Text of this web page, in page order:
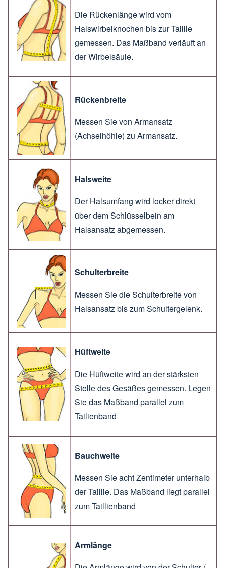
Die Rückenlänge wird vom
Halswirbelknochen bis zur Taillie
gemessen. Das Maßband verläuft an
der Wirbelsäule.
Rückenbreite
Messen Sie von Armansatz
(Achselhöhle) zu Armansatz.
Halsweite
Der Halsumfang wird locker direkt
über dem Schlüsselbein am
Halsansatz abgemessen.
Schulterbreite
Messen Sie die Schulterbreite von
Halsansatz bis zum Schultergelenk.
Hüftweite
Die Hüftweite wird an der stärksten
Stelle des Gesäßes gemessen. Legen
Sie das Maßband parallel zum
Tailienband
Bauchweite
Messen Sie acht Zentimeter unterhalb
der Taillie. Das Maßband liegt parallel
zum Taillienband
Armlänge